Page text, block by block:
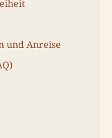
und Anreise